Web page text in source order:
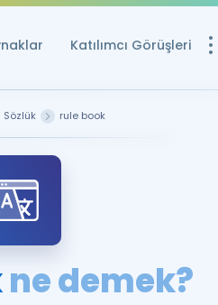
Katılımcı Görüşleri
YDS ve YÖKDİL
Sözlük rule book
ne demek?